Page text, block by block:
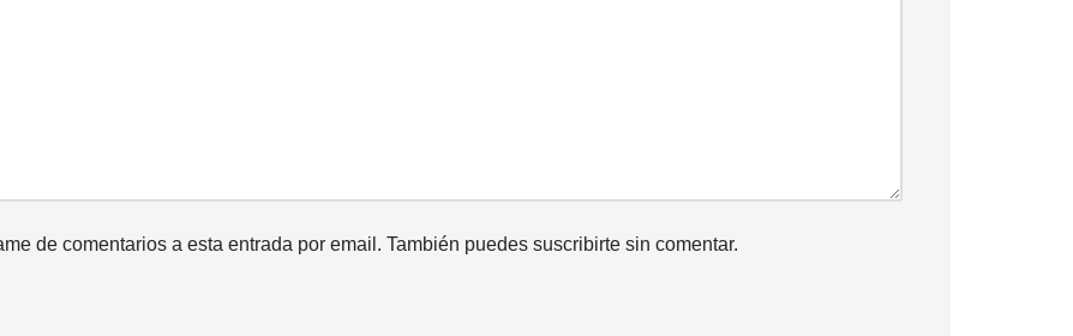
de comentarios a esta entrada por email. También puedes suscribirte sin comentar.